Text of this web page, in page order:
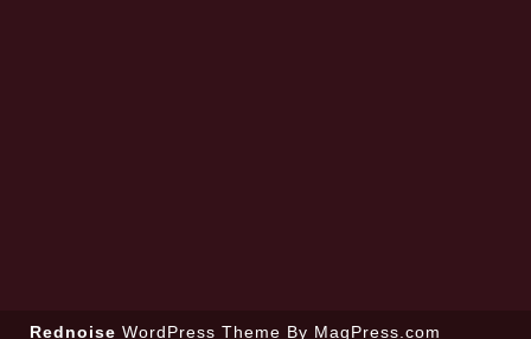
Rednoise WordPress Theme By MagPress.com